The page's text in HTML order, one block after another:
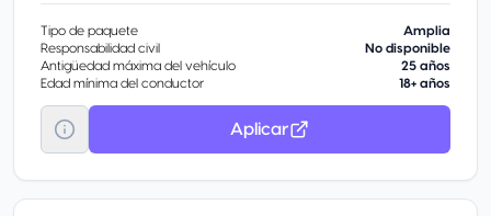
Tipo de paquete
Amplia
Responsabilidad civil
No disponible
Antigüedad máxima del vehículo
25 años
Edad mínima del conductor
18+ años
Aplicar